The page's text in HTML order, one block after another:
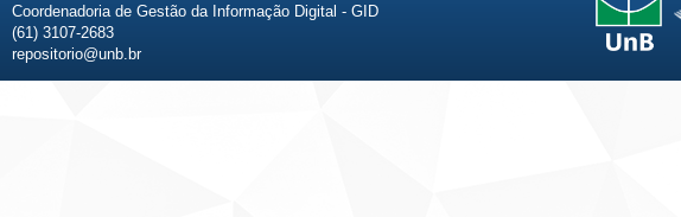
Coordenadoria de Gestão da Informação Digital - GID
(61) 3107-2683
repositorio@unb.br